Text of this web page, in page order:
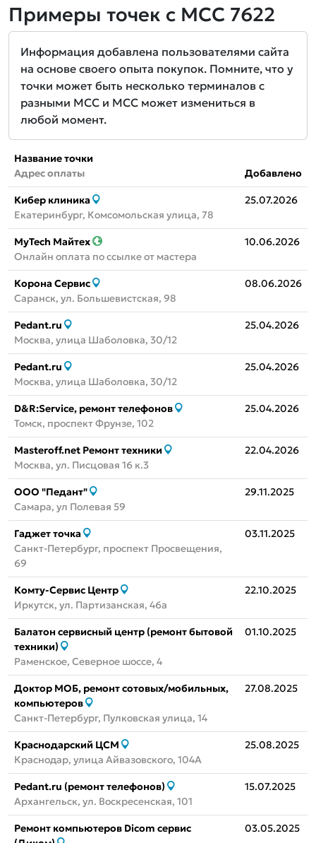
Примеры точек с MCC 7622
Информация добавлена пользователями сайта
на основе своего опыта покупок. Помните, что у
точки может быть несколько терминалов с
разными MCC и MCC может измениться в
любой момент.
Название точки
Адрес оплаты
Добавлено
Кибер клиника
Екатеринбург, Комсомольская улица, 78
25.07.2026
MyTech Майтех
Онлайн оплата по ссылке от мастера
10.06.2026
Корона Сервис
Саранск, ул. Большевистская, 98
08.06.2026
Pedant.ru
Москва, улица Шаболовка, 30/12
25.04.2026
Pedant.ru
Москва, улица Шаболовка, 30/12
25.04.2026
D&R:Service, ремонт телефонов
Томск, проспект Фрунзе, 102
25.04.2026
Masteroff.net Ремонт техники
Москва, ул. Писцовая 16 к.3
22.04.2026
ООО "Педант"
Самара, ул Полевая 59
29.11.2025
Гаджет точка
Санкт-Петербург, проспект Просвещения,
69
03.11.2025
Комту-Сервис Центр
Иркутск, ул. ​Партизанская, 46а
22.10.2025
Балатон сервисный центр (ремонт бытовой
техники)
Раменское, Северное шоссе, 4
01.10.2025
Доктор МОБ, ремонт сотовых/мобильных,
компьютеров
Санкт-Петербург, Пулковская улица, 14
27.08.2025
Краснодарский ЦСМ
Краснодар, улица Айвазовского, 104А
25.08.2025
Pedant.ru (ремонт телефонов)
Архангельск, ул. Воскресенская, 101
15.07.2025
Ремонт компьютеров Dicom сервис
03.05.2025